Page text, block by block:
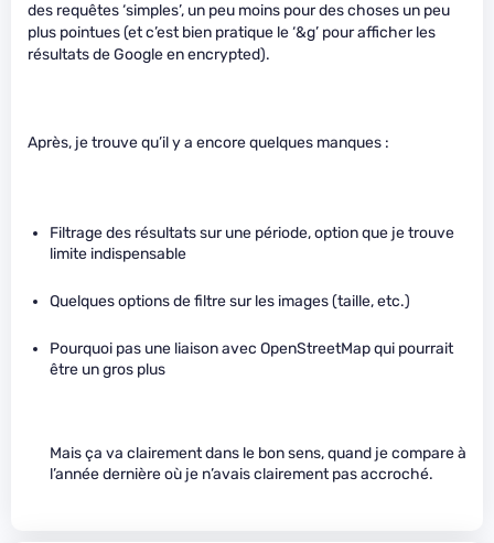
des requêtes ‘simples’, un peu moins pour des choses un peu
plus pointues (et c’est bien pratique le ‘&g’ pour afficher les
résultats de Google en encrypted).
Après, je trouve qu’il y a encore quelques manques :
Filtrage des résultats sur une période, option que je trouve
limite indispensable
Quelques options de filtre sur les images (taille, etc.)
Pourquoi pas une liaison avec OpenStreetMap qui pourrait
être un gros plus
Mais ça va clairement dans le bon sens, quand je compare à
l’année dernière où je n’avais clairement pas accroché.